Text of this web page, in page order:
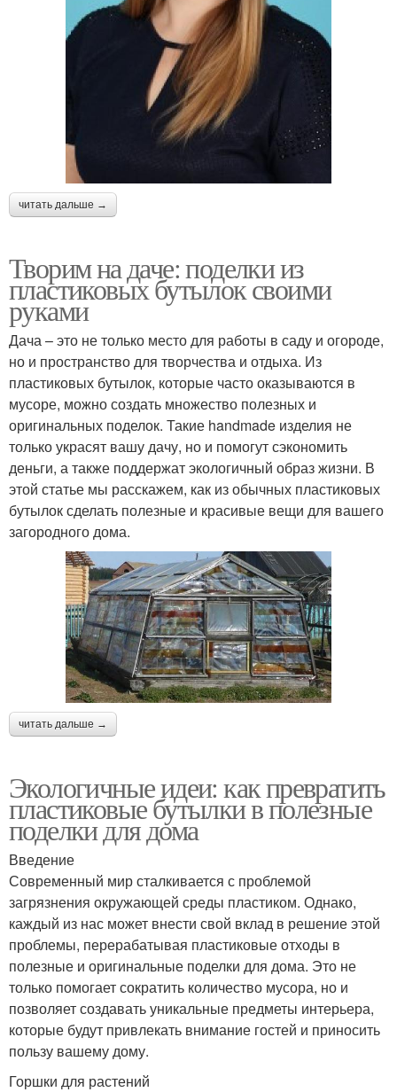
читать дальше →
Творим на даче: поделки из
пластиковых бутылок своими
руками
Дача – это не только место для работы в саду и огороде,
но и пространство для творчества и отдыха. Из
пластиковых бутылок, которые часто оказываются в
мусоре, можно создать множество полезных и
оригинальных поделок. Такие handmade изделия не
только украсят вашу дачу, но и помогут сэкономить
деньги, а также поддержат экологичный образ жизни. В
этой статье мы расскажем, как из обычных пластиковых
бутылок сделать полезные и красивые вещи для вашего
загородного дома.
читать дальше →
Экологичные идеи: как превратить
пластиковые бутылки в полезные
поделки для дома
Введение
Современный мир сталкивается с проблемой
загрязнения окружающей среды пластиком. Однако,
каждый из нас может внести свой вклад в решение этой
проблемы, перерабатывая пластиковые отходы в
полезные и оригинальные поделки для дома. Это не
только помогает сократить количество мусора, но и
позволяет создавать уникальные предметы интерьера,
которые будут привлекать внимание гостей и приносить
пользу вашему дому.
Горшки для растений